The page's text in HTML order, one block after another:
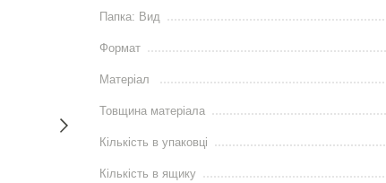
Папка: Вид
Формат
Матеріал
Товщина матеріала
Кількість в упаковці
Кількість в ящику